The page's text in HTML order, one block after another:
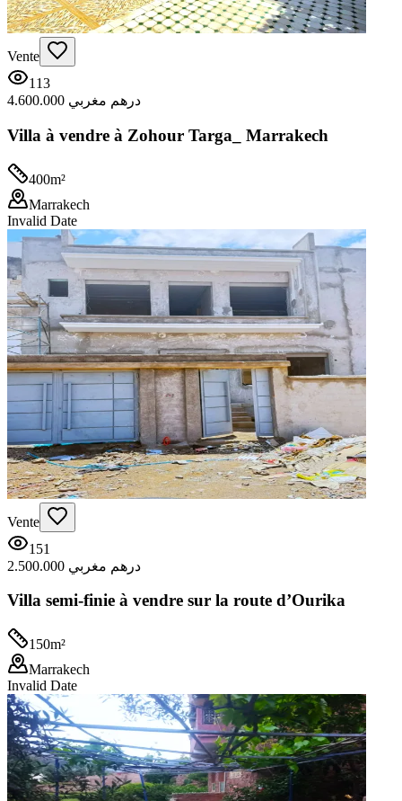
Vente
113
4.600.000 درهم مغربي
Villa à vendre à Zohour Targa_ Marrakech
400m²
Marrakech
Invalid Date
Vente
151
2.500.000 درهم مغربي
Villa semi-finie à vendre sur la route d’Ourika
150m²
Marrakech
Invalid Date